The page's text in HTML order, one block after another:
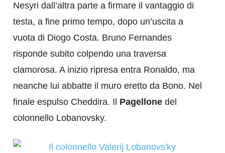
Nesyri dall’altra parte a firmare il vantaggio di
testa, a fine primo tempo, dopo un’uscita a
vuota di Diogo Costa. Bruno Fernandes
risponde subito colpendo una traversa
clamorosa. A inizio ripresa entra Ronaldo, ma
neanche lui abbatte il muro eretto da Bono. Nel
finale espulso Cheddira. Il Pagellone del
colonnello Lobanovsky.